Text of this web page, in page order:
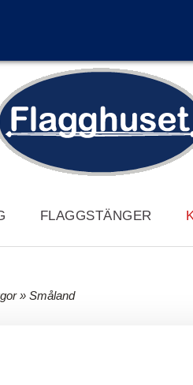
FLAGGSTÄNGER
» Småland